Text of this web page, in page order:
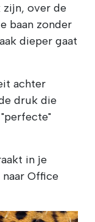
zijn, over de
baan zonder
dieper gaat
achter
druk die
in je
Office